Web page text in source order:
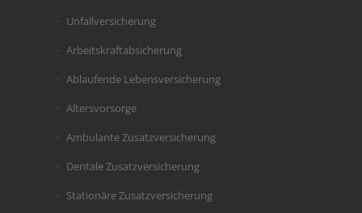
Unfallversicherung
Arbeitskraftabsicherung
Ablaufende Lebensversicherung
Altersvorsorge
Ambulante Zusatzversicherung
Dentale Zusatzversicherung
Stationäre Zusatzversicherung